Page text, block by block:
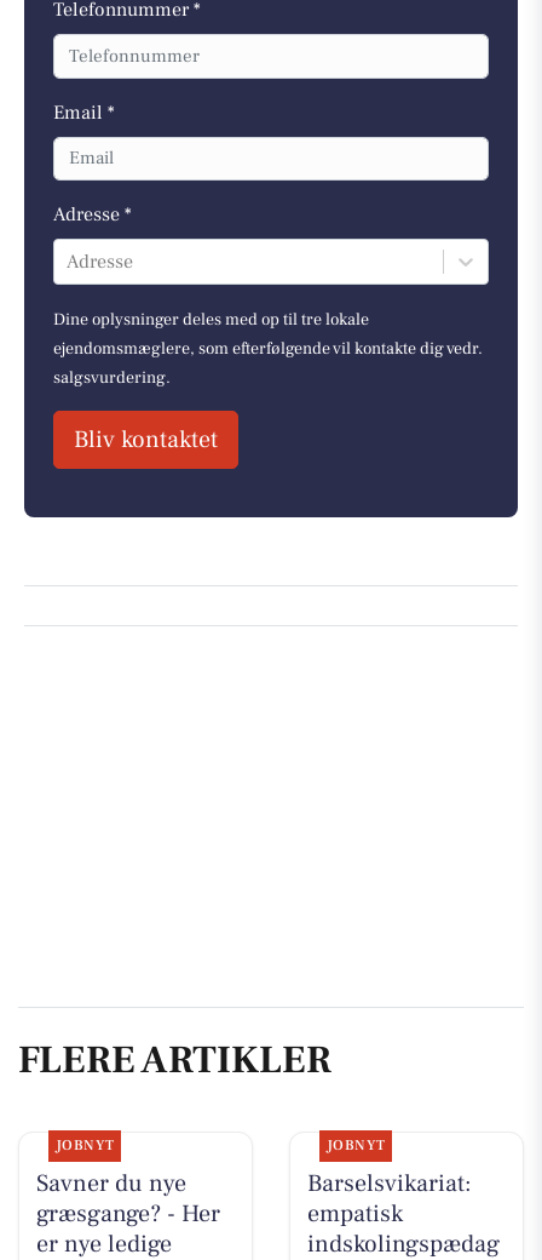
Telefonnummer *
Email *
Adresse *
Adresse
Dine oplysninger deles med op til tre lokale
ejendomsmæglere, som efterfølgende vil kontakte dig vedr.
salgsvurdering.
Bliv kontaktet
FLERE ARTIKLER
JOBNYT
Savner du nye
græsgange? - Her
er nye ledige
JOBNYT
Barselsvikariat:
empatisk
indskolingspædag